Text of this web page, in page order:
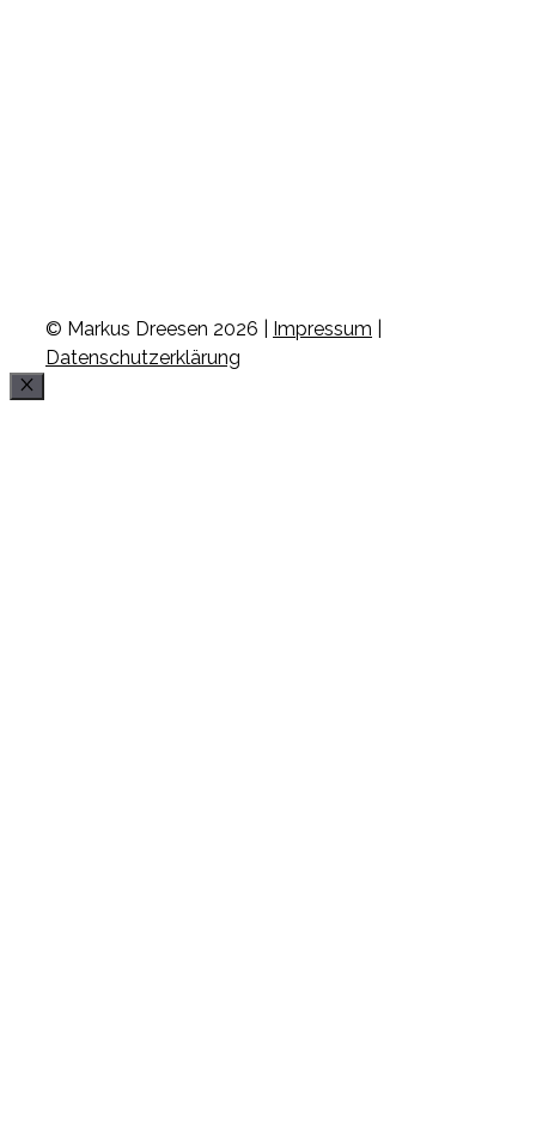
© Markus Dreesen 2026 | Impressum
Datenschutzerklärung
Schließen